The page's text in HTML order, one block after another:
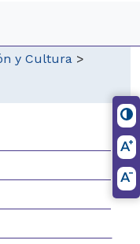
y Cultura >